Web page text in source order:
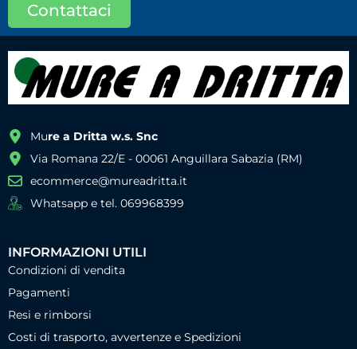
Contattaci
Mure a Dritta w.s. Snc
Via Romana 22/E - 00061 Anguillara Sabazia (RM)
ecommerce@mureadritta.it
Whatsapp e tel. 069968399
INFORMAZIONI UTILI
Condizioni di vendita
Pagamenti
Resi e rimborsi
Costi di trasporto, avvertenze e Spedizioni